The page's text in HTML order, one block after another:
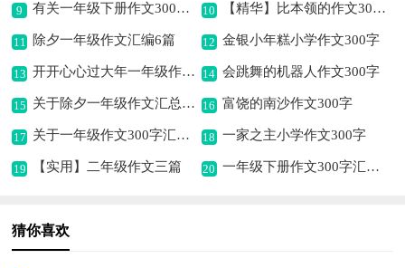
9 有关一年级下册作文300字合集6篇 10 【精华】比本领的作文300字6篇
11 除夕一年级作文汇编6篇 12 金银小年糕小学作文300字
13 开开心心过大年一年级作文（精选10篇） 14 会跳舞的机器人作文300字
15 关于除夕一年级作文汇总六篇 16 富饶的南沙作文300字
17 关于一年级作文300字汇编4篇 18 一家之主小学作文300字
19 【实用】二年级作文三篇 20 一年级下册作文300字汇编六篇
猜你喜欢